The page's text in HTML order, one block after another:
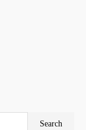
Search